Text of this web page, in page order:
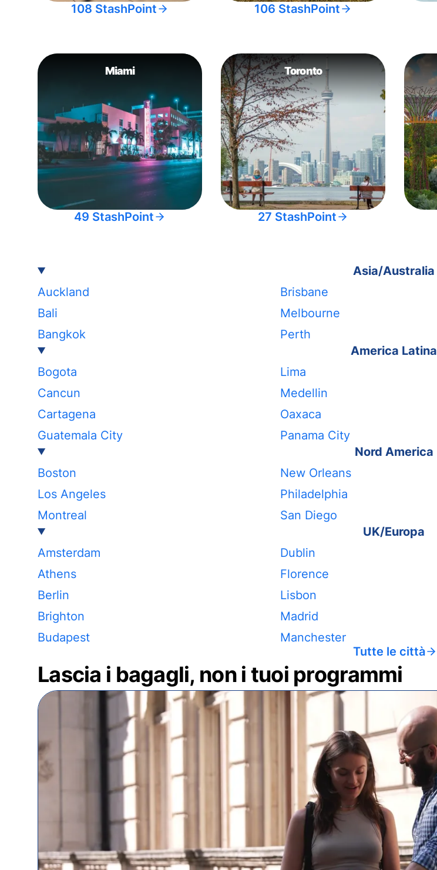
108 StashPoint 106 StashPoint
Miami
49 StashPoint
Toronto
27 StashPoint
Asia/Australia
Auckland
Bali
Bangkok
Brisbane
Melbourne
Perth
America Latina
Bogota
Cancun
Cartagena
Guatemala City
Lima
Medellin
Oaxaca
Panama City
Nord America
Boston
Los Angeles
Montreal
New Orleans
Philadelphia
San Diego
UK/Europa
Amsterdam
Athens
Berlin
Brighton
Budapest
Dublin
Florence
Lisbon
Madrid
Manchester
Tutte le città
Lascia i bagagli, non i tuoi programmi